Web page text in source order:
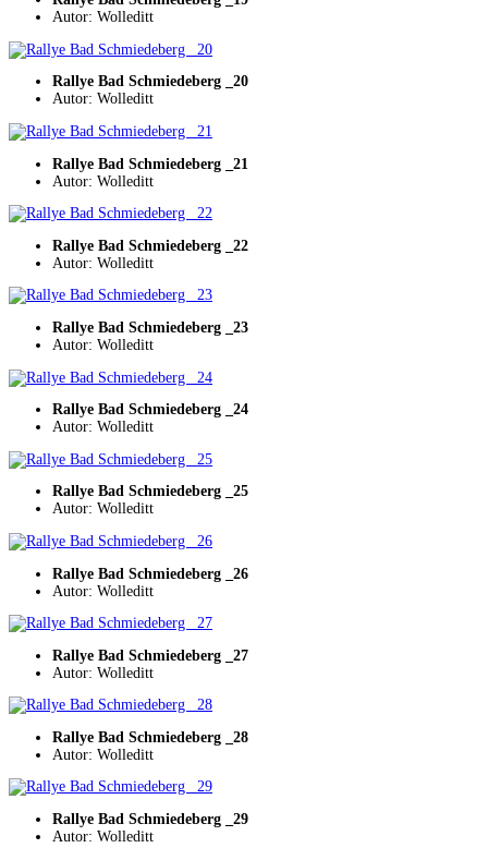
Autor: Wolleditt
Rallye Bad Schmiedeberg _20
Autor: Wolleditt
Rallye Bad Schmiedeberg _21
Autor: Wolleditt
Rallye Bad Schmiedeberg _22
Autor: Wolleditt
Rallye Bad Schmiedeberg _23
Autor: Wolleditt
Rallye Bad Schmiedeberg _24
Autor: Wolleditt
Rallye Bad Schmiedeberg _25
Autor: Wolleditt
Rallye Bad Schmiedeberg _26
Autor: Wolleditt
Rallye Bad Schmiedeberg _27
Autor: Wolleditt
Rallye Bad Schmiedeberg _28
Autor: Wolleditt
Rallye Bad Schmiedeberg _29
Autor: Wolleditt